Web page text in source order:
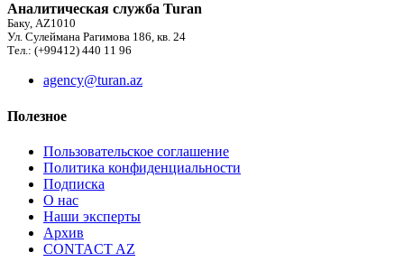
Аналитическая служба Turan
Баку, AZ1010
Ул. Сулеймана Рагимова 186, кв. 24
Тел.: (+99412) 440 11 96
agency@turan.az
Полезное
Пользовательское соглашение
Политика конфиденциальности
Подписка
О нас
Наши эксперты
Архив
CONTACT AZ